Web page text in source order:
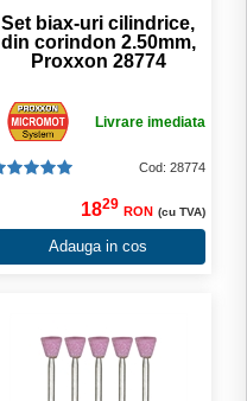
Set biax-uri cilindrice,
din corindon 2.50mm,
Proxxon 28774
Livrare imediata
Cod: 28774
1829 RON (cu TVA)
Adauga in cos